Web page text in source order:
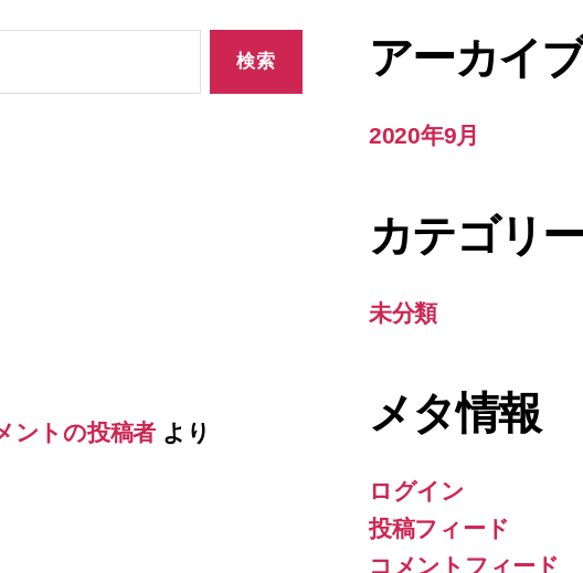
ントの投稿者 より
アーカイ
2020年9月
カテゴリー
未分類
メタ情報
ログイン
投稿フィード
コメントフィード